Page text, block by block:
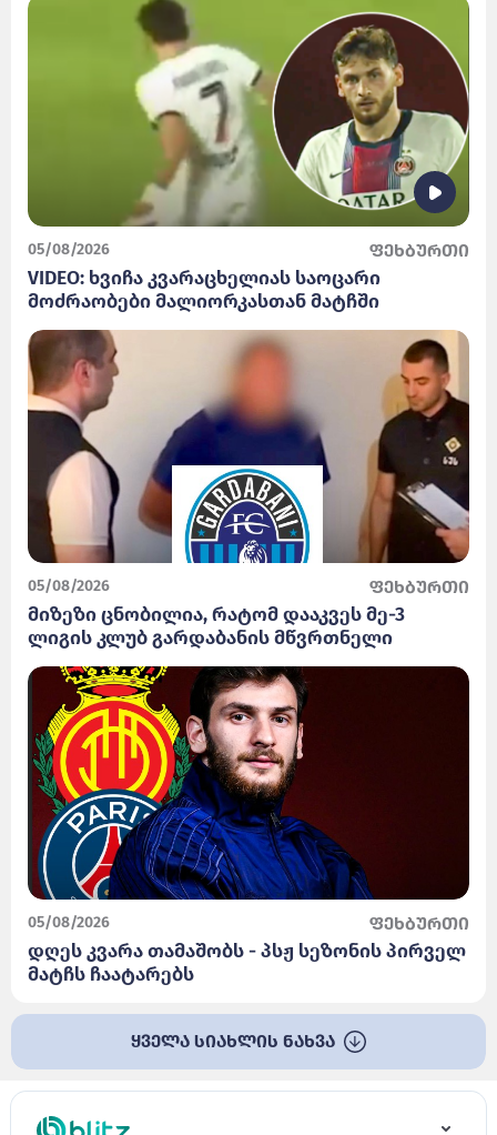
05/08/2026 ფეხბურთი
VIDEO: ხვიჩა კვარაცხელიას საოცარი
მოძრაობები მალიორკასთან მატჩში
05/08/2026 ფეხბურთი
მიზეზი ცნობილია, რატომ დააკვეს მე-3
ლიგის კლუბ გარდაბანის მწვრთნელი
05/08/2026 ფეხბურთი
დღეს კვარა თამაშობს - პსჟ სეზონის პირველ
მატჩს ჩაატარებს
ყველა სიახლის ნახვა